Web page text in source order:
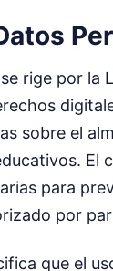
rige por la
sobre el
El
para
por
que el